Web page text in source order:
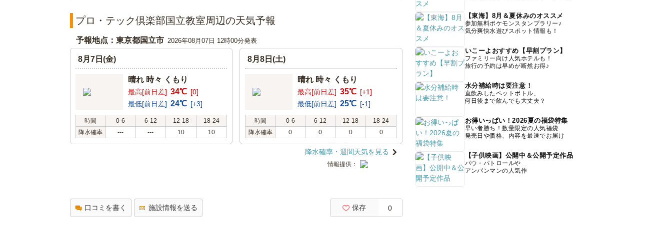
プロ・テック倶楽部国立教室周辺の天気予報
予報地点：東京都国立市 2026年08月07日 12時00分発表
8月7日(金)
晴れ 時々 くもり
最高[前日差] 34℃ [0]
最低[前日差] 24℃ [+3]
時間 0-6 6-12 12-18
18-24
降水確率
--- --- 10 10
8月8日(土)
晴れ 時々 くもり
最高[前日差] 35℃ [+1]
最低[前日差] 25℃ [-1]
時間 0-6 6-12 12-18
18-24
降水確率
0 0 0 0
降水確率・週間天気を見る
情報提供：
口コミを書く 施設情報を送る 保存 0
【東海】8月＆夏休みのオススメ
参加無料ポケモンスタンプラリー♪
気分爽快水遊びスポット情報も！
いこーよおすすめ【早割プラン】
ファミリー向け人気ホテルも！
旅行の予約は早めが断然お得♪
水分補給時は要注意！
直飲みしたペットボトル、
何日後まで飲んでも大丈夫？
お得いっぱい！2026夏の福袋特集
早い者勝ち！数量限定の人気福袋
発売日や価格、内容を最速でお届け
【子供映画】公開中＆公開予定作品
パウ・パトロールや
アンパンマンの人気作